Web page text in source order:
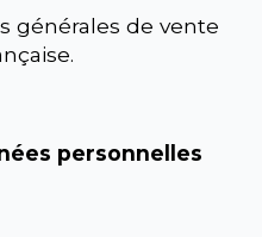
générales de vente
personnelles